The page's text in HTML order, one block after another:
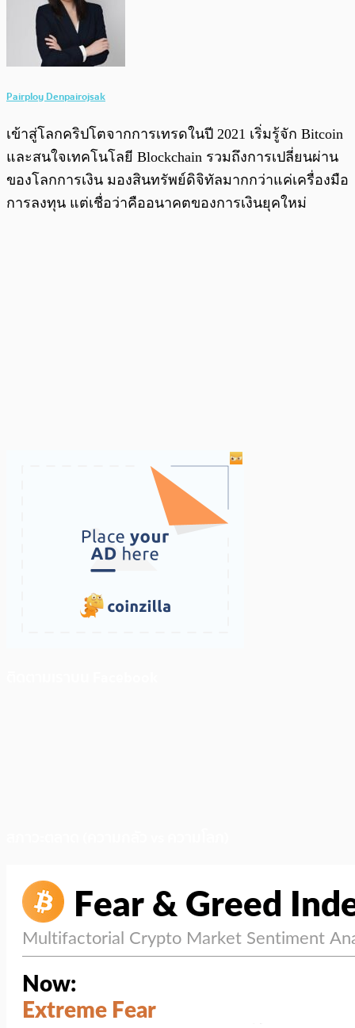
Pairploy Denpairojsak
เข้าสู่โลกคริปโตจากการเทรดในปี 2021 เริ่มรู้จัก Bitcoin
และสนใจเทคโนโลยี Blockchain รวมถึงการเปลี่ยนผ่าน
ของโลกการเงิน มองสินทรัพย์ดิจิทัลมากกว่าแค่เครื่องมือ
การลงทุน แต่เชื่อว่าคืออนาคตของการเงินยุคใหม่